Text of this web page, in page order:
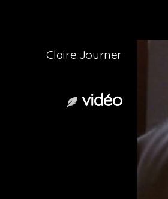
contenuClaire Journer
vidéo